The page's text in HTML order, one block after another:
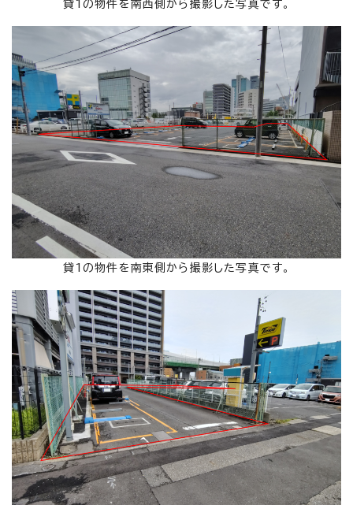
貸1の物件を南西側から撮影した写真です。
貸1の物件を南東側から撮影した写真です。